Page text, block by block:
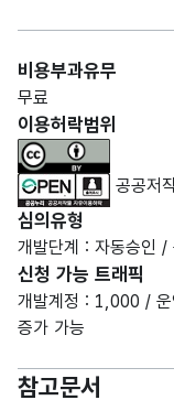
비용부과유무
무료
이용허락범위
공공저
심의유형
개발단계 : 자동승인 /
신청 가능 트래픽
개발계정 : 1,000 / 운
증가 가능
참고문서